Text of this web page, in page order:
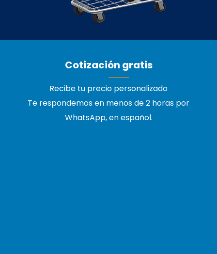
Cotización gratis
Recibe tu precio personalizado
Te respondemos en menos de 2 horas por
WhatsApp, en español.